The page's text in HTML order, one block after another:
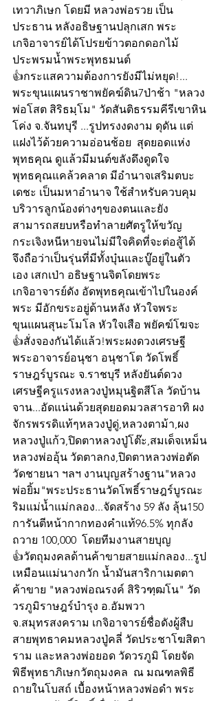
เทวาภิเษก โดยมี หลวงพ่อรวย เป็น
ประธาน หลังอธิษฐานปลุกเสก พระ
เกจิอาจารย์ได้โปรยข้าวตอกดอกไม้
ประพรมน้ำพระพุทธมนต์
👍กระแสความต้องการยังมีไม่หยุด!...
พระขุนแผนราชาพยัคฆ์ดิน7ป่าช้า "หลวง
พ่อโสต สิริธมฺโม" วัดสันติธรรมคีรีเขาหิน
โค่ง จ.จันทบุรี ...รูปทรงงดงาม ดุดัน แต่
แฝงไว้ด้วยความอ่อนช้อย  สุดยอดแห่ง
พุทธคุณ ดูแล้วมีมนต์ขลังดึงดูดใจ
พุทธคุณแคล้วคลาด มีอำนาจเสริมตบะ
เดชะ เป็นมหาอํานาจ ใช้สำหรับควบคุม
บริวารลูกน้องต่างๆของตนและยัง
สามารถสยบหรือทำลายศัตรูให้ขวัญ
กระเจิงหนีหายจนไม่มีใจคิดที่จะต่อสู้ได้
จึงถือว่าเป็นรุ่นที่มีทั้งบุ๋นและบู๊อยู่ในตัว
เอง เสกเป่า อธิษฐานจิตโดยพระ
เกจิอาจารย์ดัง อัดพุทธคุณเข้าไปในองค์
พระ มีอักขระอยู่ด้านหลัง หัวใจพระ
ขุนแผนสุนะโมโล หัวใจเสือ พยัคฆ์โฆจะ
👍สั่งจองกันได้แล้ว!พระผงดวงเศรษฐี
พระอาจารย์อนุชา อนุชาโต วัดโพธิ์
ราษฎร์บูรณะ จ.ราชบุรี หลังยันต์ดวง
เศรษฐีครูแรงหลวงปู่หมุนฐิตสีโล วัดบ้าน
จาน...อัดแน่นด้วยสุดยอดมวลสารอาทิ ผง
จักรพรรดิแท้ๆหลวงปู่ดู่,หลวงตาม้า,ผง
หลวงปู่แก้ว,ปิดตาหลวงปู่โต๊ะ,สมเด็จเหม็น
หลวงพ่ออุ้น วัดตาลกง,ปิดตาหลวงพ่อตัด
วัดชายนา ฯลฯ งานบุญสร้างฐาน"หลวง
พ่อยิ้ม"พระประธานวัดโพธิ์ราษฎร์บูรณะ
ริมแม่น้ำแม่กลอง...จัดสร้าง 59 ลัง ลุ้น150
การันตีหน้ากากทองคำแท้96.5% ทุกลัง
ถวาย 100,000  โดยทีมงานสายบุญ
👍วัตถุมงคลด้านค้าขายสายแม่กลอง...รูป
เหมือนแม่นางกวัก น้ำมันสาริกาเมตตา
ค้าขาย "หลวงพ่อณรงค์ สิริวฑฺฒโน" วัด
วรภูมิราษฎร์บำรุง อ.อัมพวา
จ.สมุทรสงคราม เกจิอาจารย์ชื่อดังผู้สืบ
สายพุทธาคมหลวงปู่คลี่ วัดประชาโฆสิตา
ราม และหลวงพ่อยอด วัดวรภูมิ โดยจัด
พิธีพุทธาภิเษกวัตถุมงคล  ณ มณฑลพิธี
ถายในโบสถ์ เบื้องหน้าหลวงพ่อดำ พระ